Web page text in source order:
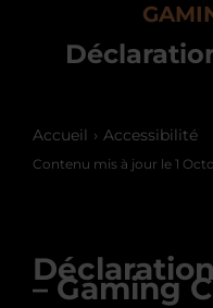
Accueil Accessibilité
Contenu mis à jour le 1
– Gaming